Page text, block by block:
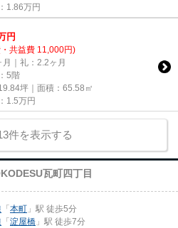
1.86万円
円
共益費 11,000円)
月｜礼：2.2ヶ月
5階
坪｜面積：65.58㎡
1.5万円
件を表示する
瓦町四丁目
「本町 」駅 徒歩5分
「淀屋橋 」駅 徒歩7分